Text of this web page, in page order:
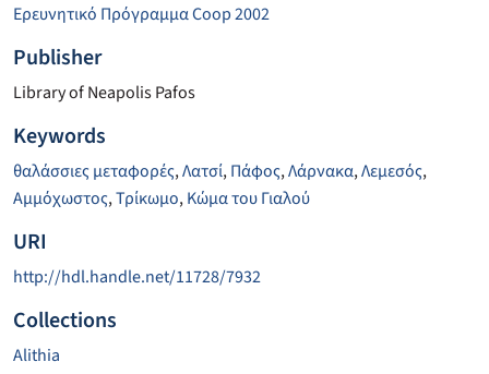
Ερευνητικό Πρόγραμμα Coop 2002
Publisher
Library of Neapolis Pafos
Keywords
θαλάσσιες μεταφορές,Λατσί,Πάφος,Λάρνακα,Λεμεσός,
Αμμόχωστος,Τρίκωμο,Κώμα του Γιαλού
URI
http://hdl.handle.net/11728/7932
Collections
Alithia